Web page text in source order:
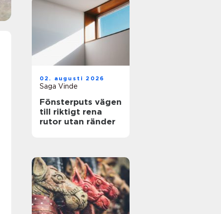
02. augusti 2026
Saga Vinde
Fönsterputs vägen
till riktigt rena
rutor utan ränder